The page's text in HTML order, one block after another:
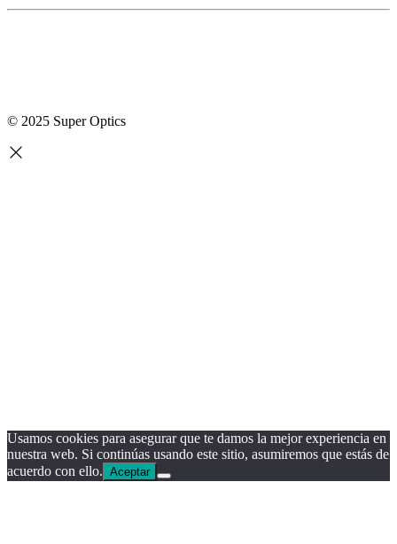
© 2025 Super Optics
Usamos cookies para asegurar que te damos la mejor experiencia en
nuestra web. Si continúas usando este sitio, asumiremos que estás de
acuerdo con ello. Aceptar